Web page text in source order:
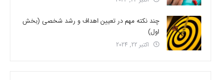
چند نکته مهم در تعیین اهداف و رشد شخصی (بخش
اول)
اکتبر 22, 2024